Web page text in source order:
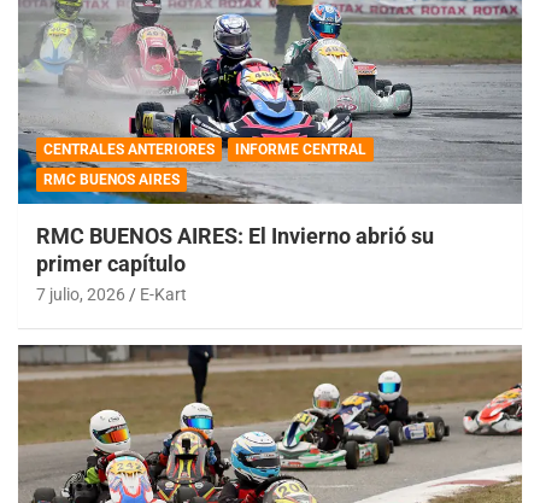
CENTRALES ANTERIORES
INFORME CENTRAL
RMC BUENOS AIRES
RMC BUENOS AIRES: El Invierno abrió su
primer capítulo
7 julio, 2026 E-Kart